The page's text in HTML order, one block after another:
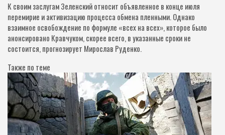
К своим заслугам Зеленский относит объявленное в конце июля
перемирие и активизацию процесса обмена пленными. Однако
взаимное освобождение по формуле «всех на всех», которое было
анонсировано Кравчуком, скорее всего, в указанные сроки не
состоится, прогнозирует Мирослав Руденко.
Также по теме